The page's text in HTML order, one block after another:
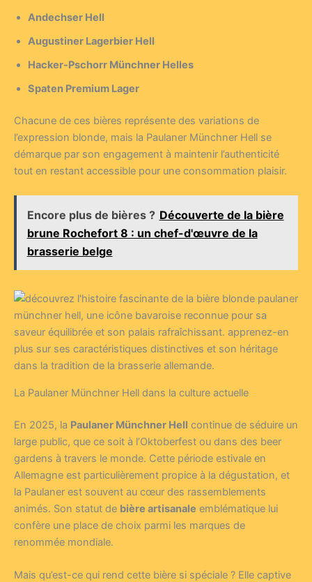
Andechser Hell
Augustiner Lagerbier Hell
Hacker-Pschorr Münchner Helles
Spaten Premium Lager
Chacune de ces bières représente des variations de
l’expression blonde, mais la Paulaner Münchner Hell se
démarque par son engagement à maintenir l’authenticité
tout en restant accessible pour une consommation plaisir.
Encore plus de bières ? Découverte de la bière
brune Rochefort 8 : un chef-d'œuvre de la
brasserie belge
La Paulaner Münchner Hell dans la culture actuelle
En 2025, la Paulaner Münchner Hell continue de séduire un
large public, que ce soit à l’Oktoberfest ou dans des beer
gardens à travers le monde. Cette période estivale en
Allemagne est particulièrement propice à la dégustation, et
la Paulaner est souvent au cœur des rassemblements
animés. Son statut de bière artisanale emblématique lui
confère une place de choix parmi les marques de
renommée mondiale.
Mais qu’est-ce qui rend cette bière si spéciale ? Elle captive